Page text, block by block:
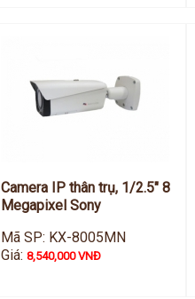
Camera IP thân trụ, 1/2.5" 8
Megapixel Sony
Mã SP: KX-8005MN
Giá:8,540,000 VNĐ